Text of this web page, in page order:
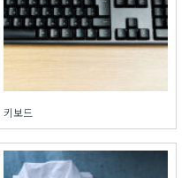
키보드